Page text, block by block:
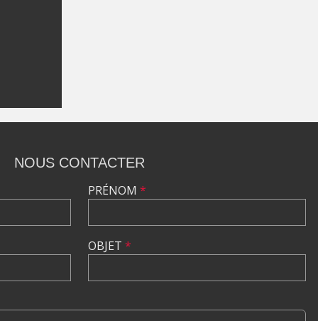
NOUS CONTACTER
PRÉNOM *
OBJET *